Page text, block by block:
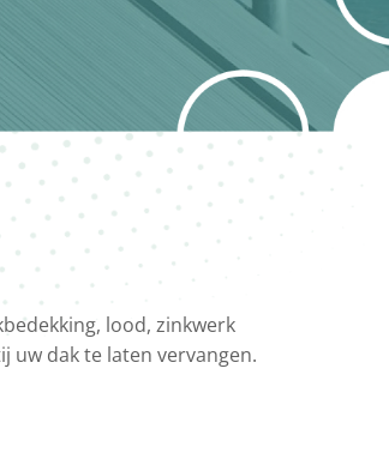
lood, zinkwerk
uw dak te laten vervangen.